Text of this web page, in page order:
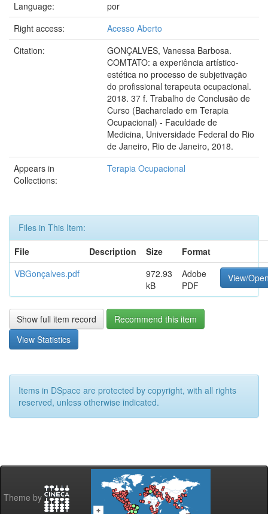
Language:
por
Right access:
Acesso Aberto
Citation:
GONÇALVES, Vanessa Barbosa.
COMTATO: a experiência artístico-
estética no processo de subjetivação
do profissional terapeuta ocupacional.
2018. 37 f. Trabalho de Conclusão de
Curso (Bacharelado em Terapia
Ocupacional) - Faculdade de
Medicina, Universidade Federal do Rio
de Janeiro, Rio de Janeiro, 2018.
Appears in
Collections:
Terapia Ocupacional
Files in This Item:
File
Description Size
Format
VBGonçalves.pdf
972.93
kB
Adobe
PDF
View/
Show full item record
Recommend this item
View Statistics
Items in DSpace are protected by copyright, with all rights
reserved, unless otherwise indicated.
Theme by